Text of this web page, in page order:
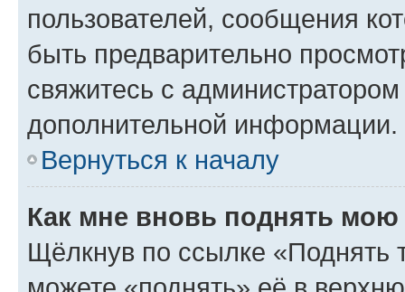
пользователей, сообщения
быть предварительно
свяжитесь с
дополнительной информации.
Вернуться к началу
Как мне вновь поднять мою
Щёлкнув по ссылке «Поднять